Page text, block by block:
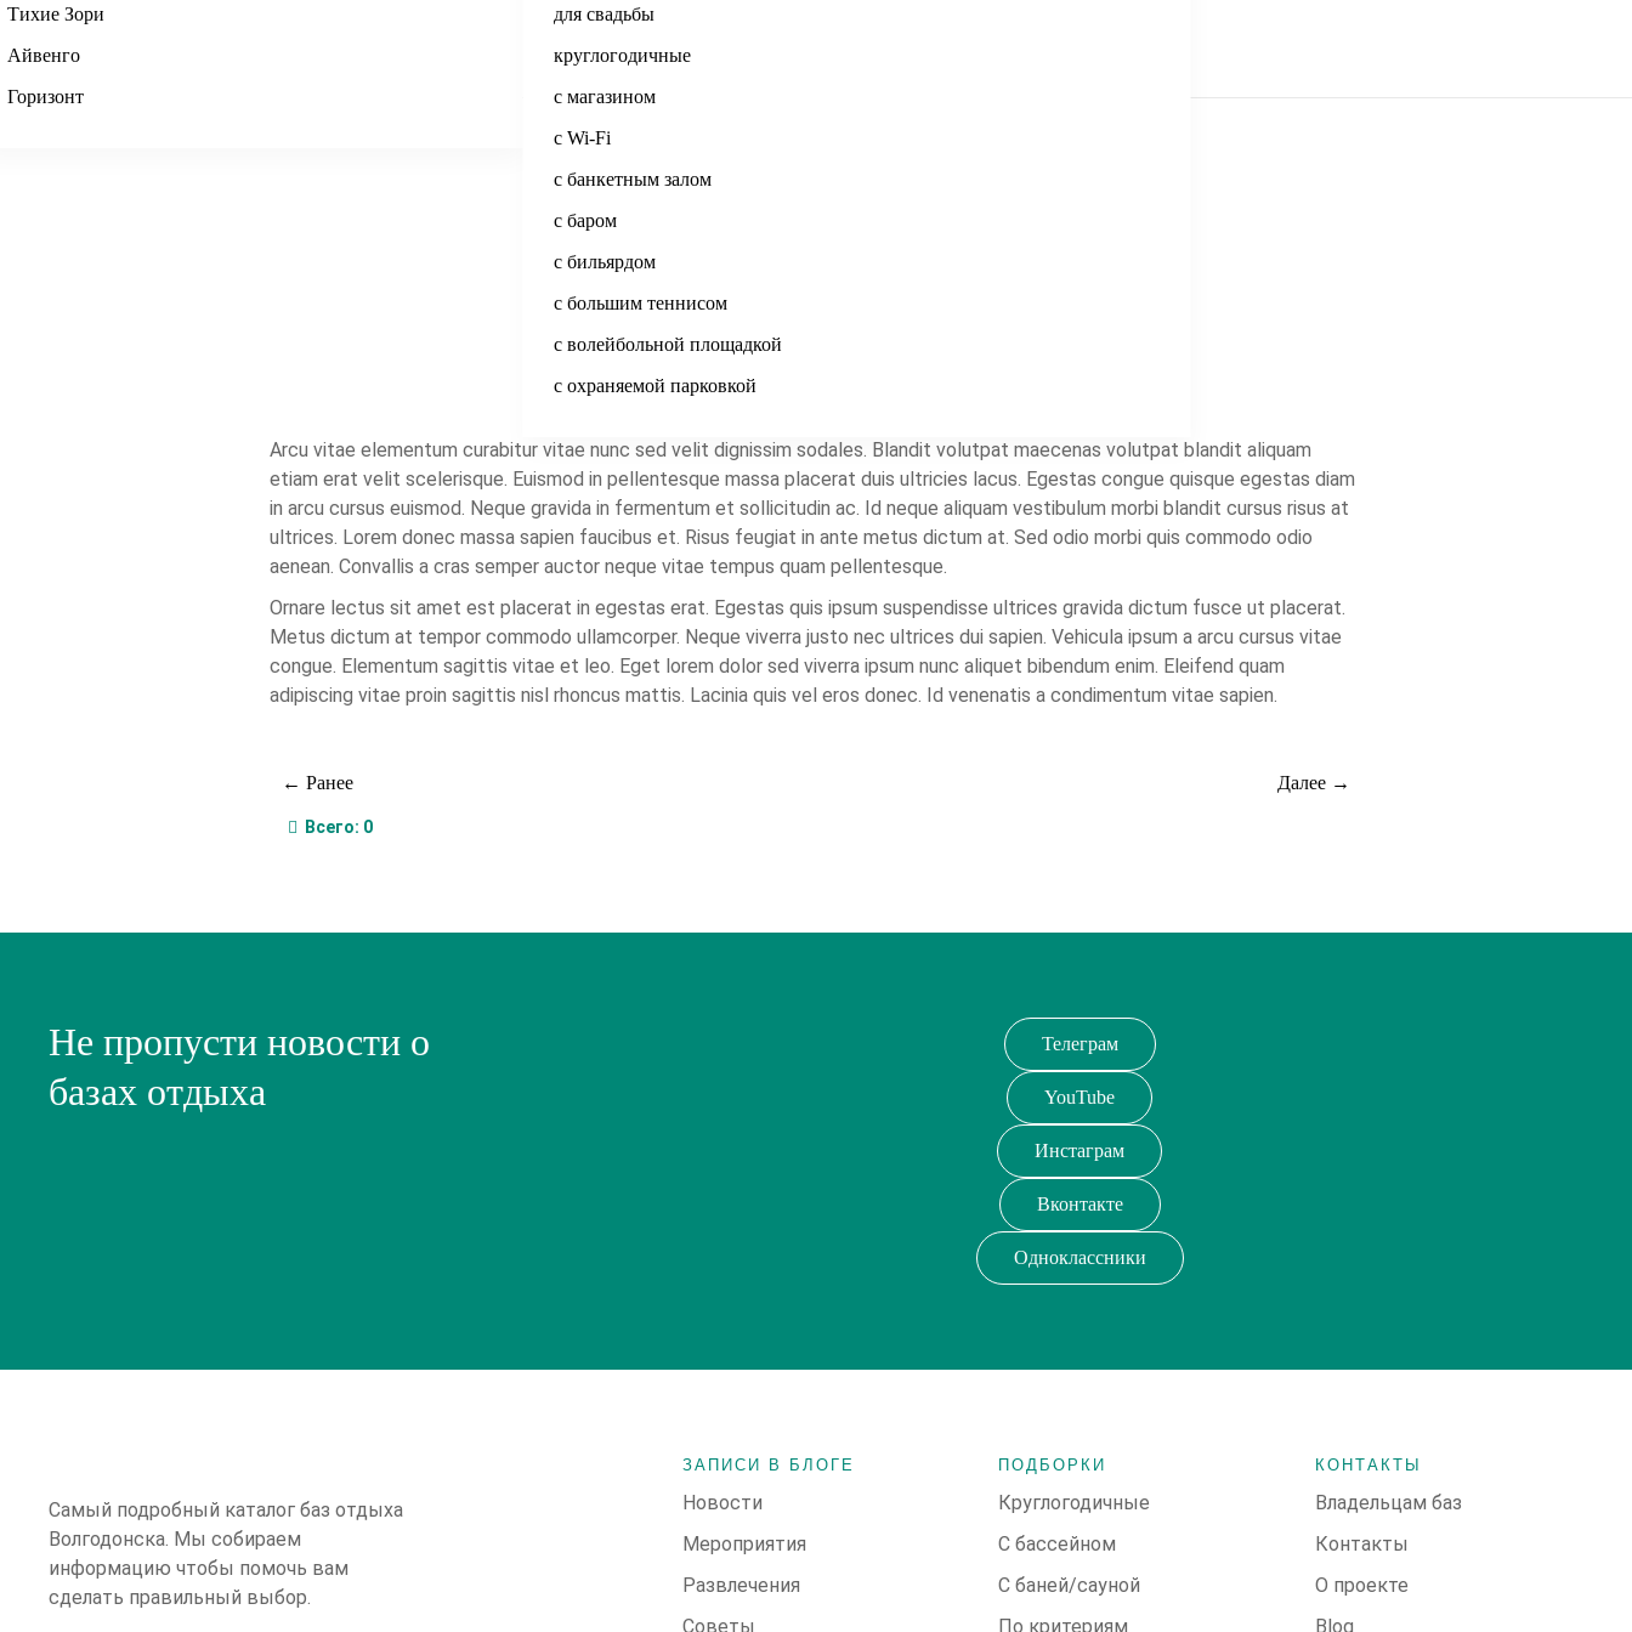
Skip to main content
Тихие Зори
Айвенго
Горизонт
для свадьбы
круглогодичные
с магазином
с Wi-Fi
с банкетным залом
с баром
с бильярдом
с большим теннисом
с волейбольной площадкой
с охраняемой парковкой
Spacious Luxury Penthouse
Опубликовал
Arcu vitae elementum curabitur vitae nunc sed velit dignissim sodales. Blandit volutpat maecenas volutpat blandit aliquam
etiam erat velit scelerisque. Euismod in pellentesque massa placerat duis ultricies lacus. Egestas congue quisque egestas diam
in arcu cursus euismod. Neque gravida in fermentum et sollicitudin ac. Id neque aliquam vestibulum morbi blandit cursus risus at
ultrices. Lorem donec massa sapien faucibus et. Risus feugiat in ante metus dictum at. Sed odio morbi quis commodo odio
aenean. Convallis a cras semper auctor neque vitae tempus quam pellentesque.
Ornare lectus sit amet est placerat in egestas erat. Egestas quis ipsum suspendisse ultrices gravida dictum fusce ut placerat.
Metus dictum at tempor commodo ullamcorper. Neque viverra justo nec ultrices dui sapien. Vehicula ipsum a arcu cursus vitae
congue. Elementum sagittis vitae et leo. Eget lorem dolor sed viverra ipsum nunc aliquet bibendum enim. Eleifend quam
adipiscing vitae proin sagittis nisl rhoncus mattis. Lacinia quis vel eros donec. Id venenatis a condimentum vitae sapien.
← Ранее Далее →
Всего: 0
Не пропусти новости о
базах отдыха
Телеграм
YouTube
Инстаграм
Вконтакте
Одноклассники
Cамый подробный каталог баз отдыха
Волгодонска. Мы собираем
информацию чтобы помочь вам
сделать правильный выбор.
ЗАПИСИ В БЛОГЕ
Новости
Мероприятия
Развлечения
Советы
ПОДБОРКИ
Круглогодичные
С бассейном
С баней/сауной
По критериям
КОНТАКТЫ
Владельцам баз
Контакты
О проекте
Blog